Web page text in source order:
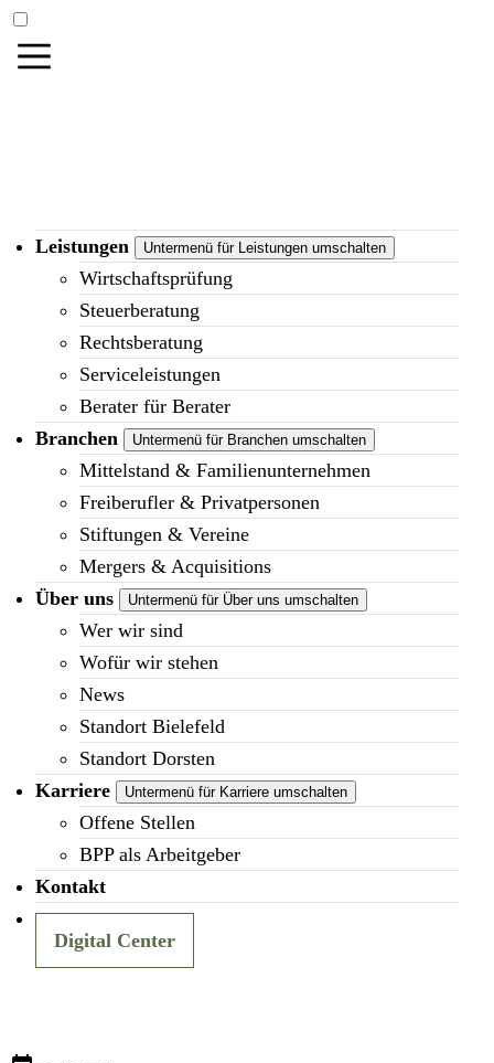
Leistungen Untermenü für Leistungen umschalten
Wirtschaftsprüfung
Steuerberatung
Rechtsberatung
Serviceleistungen
Berater für Berater
Branchen
Untermenü für Branchen umschalten
Mittelstand & Familienunternehmen
Freiberufler & Privatpersonen
Stiftungen & Vereine
Mergers & Acquisitions
Über uns
Untermenü für Über uns umschalten
Wer wir sind
Wofür wir stehen
News
Standort Bielefeld
Standort Dorsten
Karriere
Untermenü für Karriere umschalten
Offene Stellen
BPP als Arbeitgeber
Kontakt
Digital Center